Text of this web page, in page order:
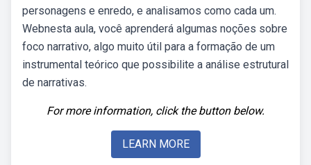
personagens e enredo, e analisamos como cada um.
Webnesta aula, você aprenderá algumas noções sobre
foco narrativo, algo muito útil para a formação de um
instrumental teórico que possibilite a análise estrutural
de narrativas.
For more information, click the button below.
LEARN MORE